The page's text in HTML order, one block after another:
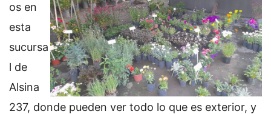
os en
esta
sucursa
l de
Alsina
237, donde pueden ver todo lo que es exterior, y